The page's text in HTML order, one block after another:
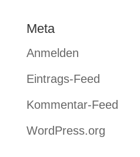
Meta
Anmelden
Eintrags-Feed
Kommentar-Feed
WordPress.org